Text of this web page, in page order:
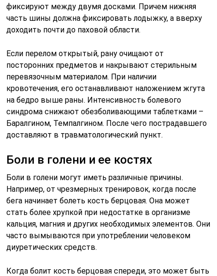
фиксируют между двумя досками. Причем нижняя
часть шины должна фиксировать лодыжку, а вверху
доходить почти до паховой области.
Если перелом открытый, рану очищают от
посторонних предметов и накрывают стерильным
перевязочным материалом. При наличии
кровотечения, его останавливают наложением жгута
на бедро выше раны. Интенсивность болевого
синдрома снижают обезболивающими таблетками –
Баралгином, Темпалгином. После чего пострадавшего
доставляют в травматологический пункт.
Боли в голени и ее костях
Боли в голени могут иметь различные причины.
Например, от чрезмерных тренировок, когда после
бега начинает болеть кость берцовая. Она может
стать более хрупкой при недостатке в организме
кальция, магния и других необходимых элементов. Они
часто вымываются при употреблении человеком
диуретических средств.
Когда болит кость берцовая спереди, это может быть